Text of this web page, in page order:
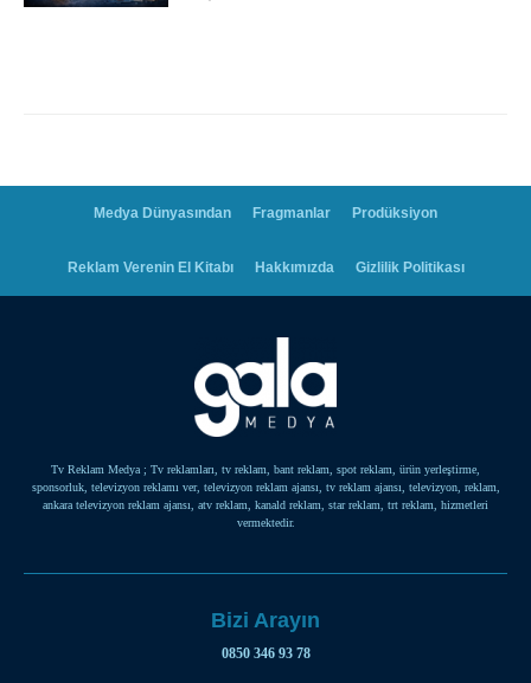
Medya Dünyasından Fragmanlar Prodüksiyon
Reklam Verenin El Kitabı Hakkımızda Gizlilik Politikası
Tv Reklam Medya ; Tv reklamları, tv reklam, bant reklam, spot reklam, ürün yerleştirme,
sponsorluk, televizyon reklamı ver, televizyon reklam ajansı, tv reklam ajansı, televizyon, reklam,
ankara televizyon reklam ajansı, atv reklam, kanald reklam, star reklam, trt reklam, hizmetleri
vermektedir.
Bizi Arayın
0850 346 93 78